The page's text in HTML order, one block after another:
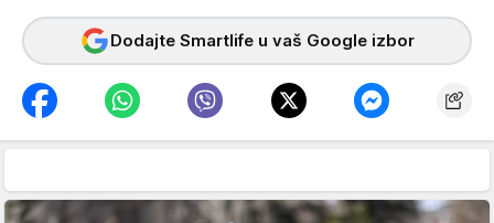
Dodajte Smartlife u vaš Google izbor